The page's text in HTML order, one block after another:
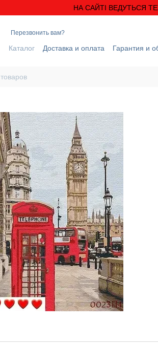
НА САЙТІ ВЕДУТЬСЯ
Перезвонить вам?
Каталог Доставка и оплата Гарантия и